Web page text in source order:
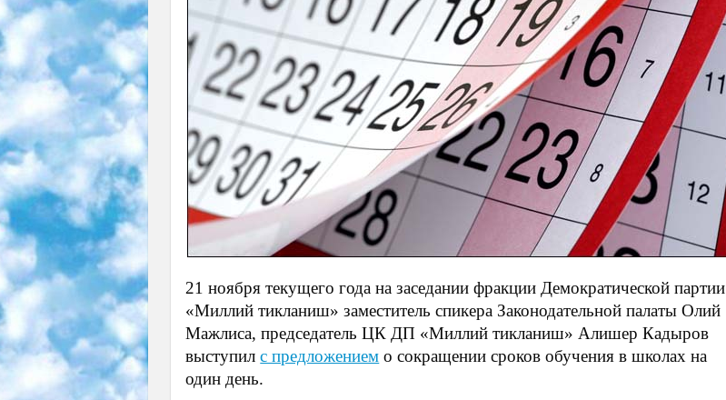
21 ноября текущего года на заседании фракции Демократической партии
«Миллий тикланиш» заместитель спикера Законодательной палаты Олий
Мажлиса, председатель ЦК ДП «Миллий тикланиш» Алишер Кадыров
выступилс предложением о сокращении сроков обучения в школах на
один день.